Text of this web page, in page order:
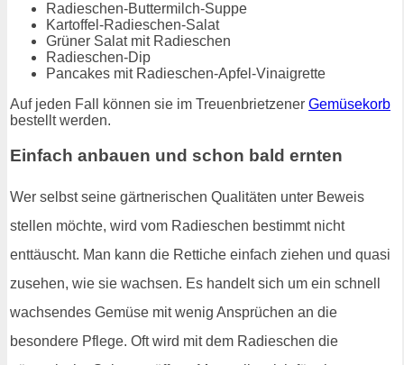
Radieschen-Buttermilch-Suppe
Kartoffel-Radieschen-Salat
Grüner Salat mit Radieschen
Radieschen-Dip
Pancakes mit Radieschen-Apfel-Vinaigrette
Auf jeden Fall können sie im Treuenbrietzener Gemüsekorb
bestellt werden.
Einfach anbauen und schon bald ernten
Wer selbst seine gärtnerischen Qualitäten unter Beweis
stellen möchte, wird vom Radieschen bestimmt nicht
enttäuscht. Man kann die Rettiche einfach ziehen und quasi
zusehen, wie sie wachsen. Es handelt sich um ein schnell
wachsendes Gemüse mit wenig Ansprüchen an die
besondere Pflege. Oft wird mit dem Radieschen die